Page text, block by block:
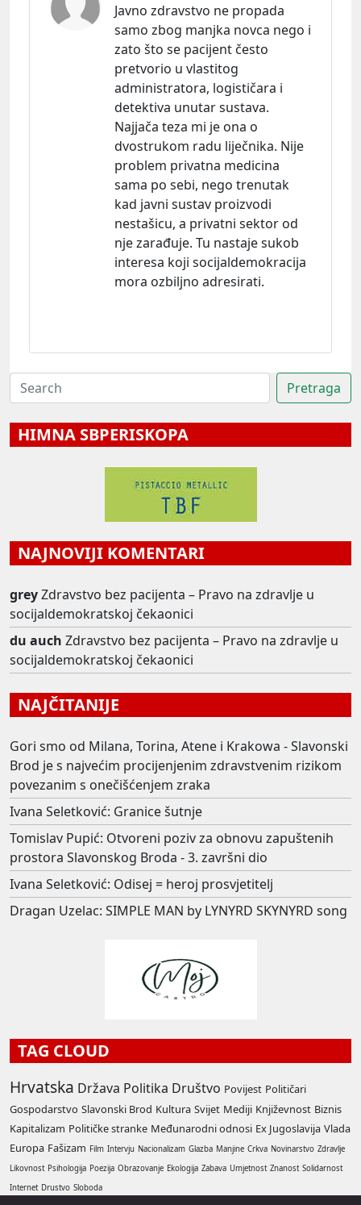
Javno zdravstvo ne propada
samo zbog manjka novca nego i
zato što se pacijent često
pretvorio u vlastitog
administratora, logističara i
detektiva unutar sustava.
Najjača teza mi je ona o
dvostrukom radu liječnika. Nije
problem privatna medicina
sama po sebi, nego trenutak
kad javni sustav proizvodi
nestašicu, a privatni sektor od
nje zarađuje. Tu nastaje sukob
interesa koji socijaldemokracija
mora ozbiljno adresirati.
HIMNA SBPERISKOPA
NAJNOVIJI KOMENTARI
greyZdravstvo bez pacijenta – Pravo na zdravlje u
socijaldemokratskoj čekaonici
du auch Zdravstvo bez pacijenta – Pravo na zdravlje u
socijaldemokratskoj čekaonici
NAJČITANIJE
Gori smo od Milana, Torina, Atene i Krakowa - Slavonski
Brod je s najvećim procijenjenim zdravstvenim rizikom
povezanim s onečišćenjem zraka
Ivana Seletković: Granice šutnje
Tomislav Pupić: Otvoreni poziv za obnovu zapuštenih
prostora Slavonskog Broda - 3. završni dio
Ivana Seletković: Odisej = heroj prosvjetitelj
Dragan Uzelac: SIMPLE MAN by LYNYRD SKYNYRD song
TAG CLOUD
Hrvatska Država Politika Društvo Povijest Političari
Gospodarstvo Slavonski Brod Kultura Svijet Mediji Književnost Biznis
Kapitalizam Političke stranke Međunarodni odnosi Ex Jugoslavija Vlada
Europa Fašizam Film Intervju Nacionalizam Glazba Manjine Crkva Novinarstvo Zdravlje
Likovnost Psihologija Poezija Obrazovanje Ekologija Zabava Umjetnost Znanost Solidarnost
Internet Drustvo Sloboda